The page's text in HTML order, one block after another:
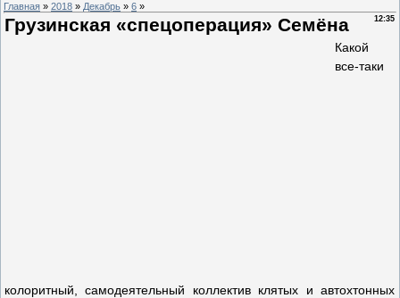
Главная » 2018 » Декабрь » 6 »
12:35
Грузинская «спецоперация» Семёна
Какой
все-таки
колоритный, самодеятельный коллектив клятых и автохтонных